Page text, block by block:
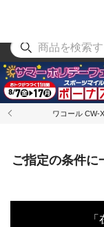
ワコール CW-
ご指定の条件に